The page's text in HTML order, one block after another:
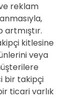
reklam
kitlesine
veya
bir takipçi
ticari varlık